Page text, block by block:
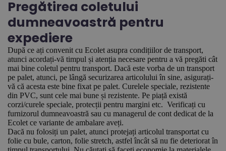
Pregătirea coletului
dumneavoastră pentru
expediere
După ce ați convenit cu Ecolet asupra condițiilor de transport,
atunci acordați-vă timpul și atenția necesare pentru a vă pregăti cât
mai bine coletul pentru transport. Dacă este vorba de un transport
pe palet, atunci, pe lângă securizarea articolului în sine, asigurați-
vă că acesta este bine fixat pe palet. Curelele speciale, rezistente
din PVC, sunt cele mai bune și rezistente. Pe piață există
corzi/curele speciale, protecții pentru margini etc. Verificați cu
furnizorul dumneavoastră sau cu managerul de cont dedicat de la
Ecolet ce variante de ambalare aveți.
Dacă nu folosiți un palet, atunci protejați articolul transportat cu
folie cu bule, carton, folie stretch, astfel încât să nu fie deteriorat în